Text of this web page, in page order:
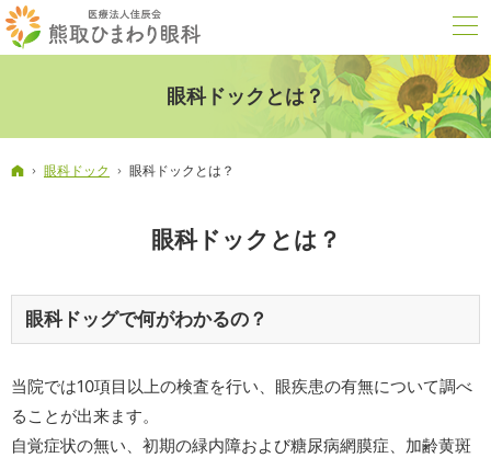
眼科ドックとは？
ホーム
眼科ドック 眼科ドックとは？
眼科ドックとは？
眼科ドッグで何がわかるの？
当院では10項目以上の検査を行い、眼疾患の有無について調べ
ることが出来ます。
自覚症状の無い、初期の緑内障および糖尿病網膜症、加齢黄斑